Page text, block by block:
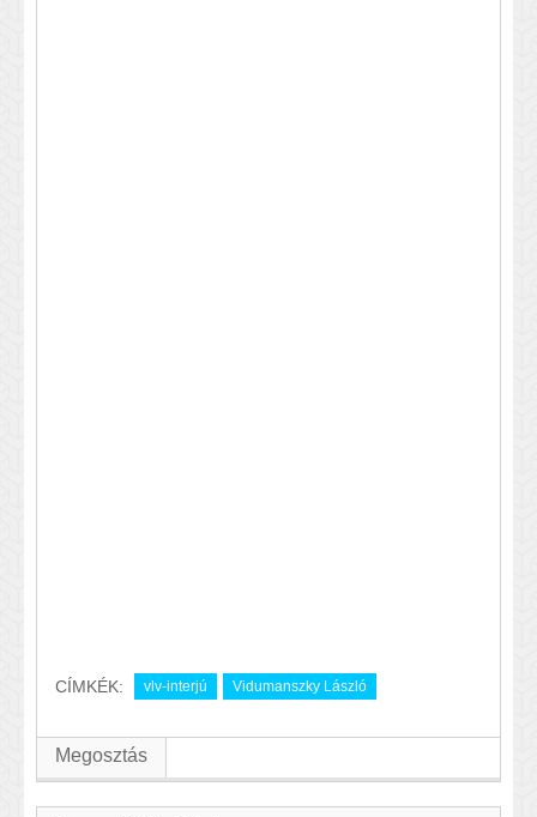
CÍMKÉK: vlv-interjú Vidumanszky László
Megosztás